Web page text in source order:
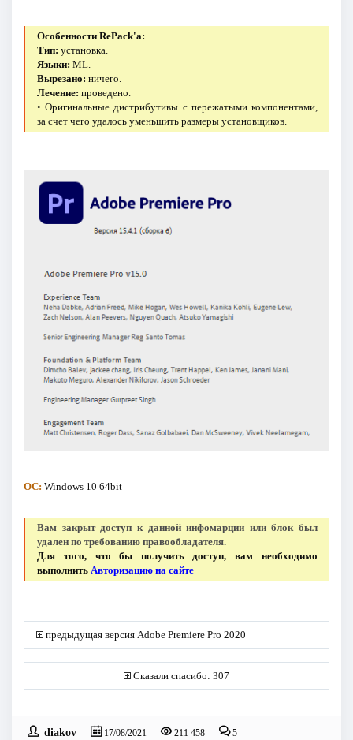
Особенности RePack'a:
Тип: установка.
Языки: ML.
Вырезано: ничего.
Лечение: проведено.
• Оригинальные дистрибутивы с пережатыми компонентами,
за счет чего удалось уменьшить размеры установщиков.
ОС: Windows 10 64bit
Вам закрыт доступ к данной инфомарции или блок был
удален по требованию правообладателя.
Для того, что бы получить доступ, вам необходимо
выполнитьАвторизацию на сайте
предыдущая версия Adobe Premiere Pro 2020
Сказали спасибо: 307
diakov 17/08/2021 211 458 5